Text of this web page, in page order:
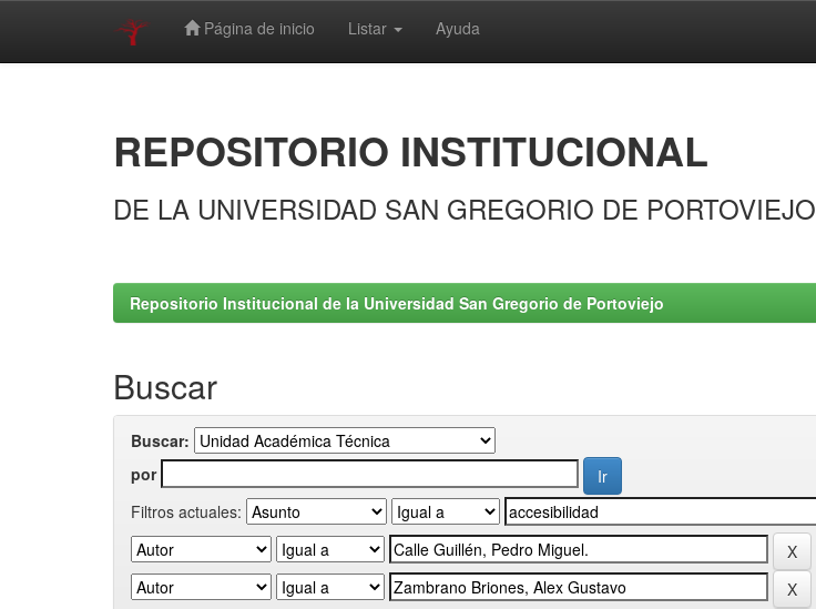
Página de inicio Listar Ayuda
REPOSITORIO INSTITUCIONAL
DE LA UNIVERSIDAD SAN GREGORIO DE PORTOVIEJO
Repositorio Institucional de la Universidad San Gregorio de Portoviejo
Buscar
Buscar:
por
Filtros actuales: